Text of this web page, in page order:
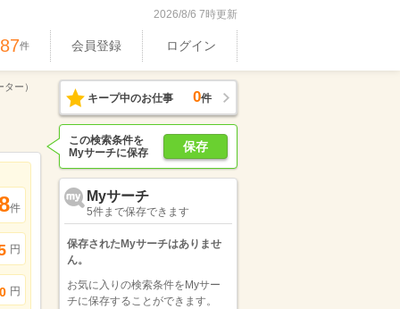
2026/8/6 7時更新
件 会員登録 ログイン
ー）
件
円
円
キープ中のお仕事 0件
保存
この検索条件を
Myサーチに保存
Myサーチ
5件まで保存できます
保存されたMyサーチはありませ
ん。
お気に入りの検索条件をMyサー
チに保存することができます。